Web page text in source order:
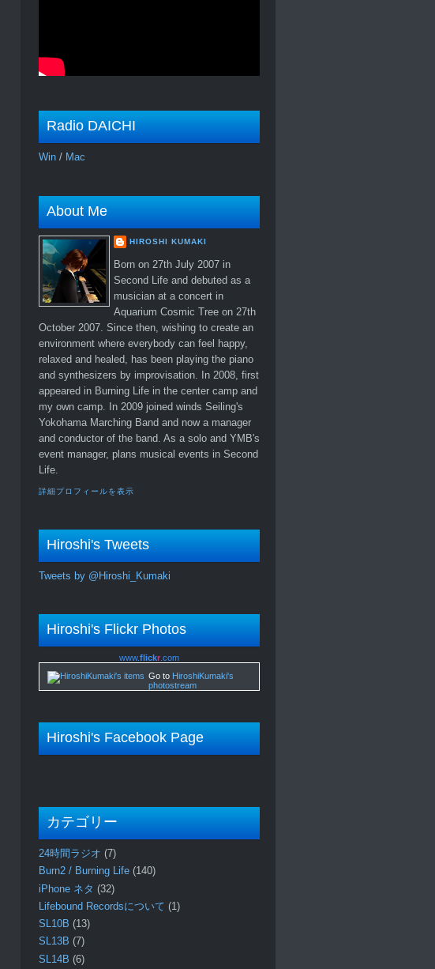
Radio DAICHI
Win / Mac
About Me
HIROSHI KUMAKI
Born on 27th July 2007 in
Second Life and debuted as a
musician at a concert in
Aquarium Cosmic Tree on 27th
October 2007. Since then, wishing to create an
environment where everybody can feel happy,
relaxed and healed, has been playing the piano
and synthesizers by improvisation. In 2008, first
appeared in Burning Life in the center camp and
my own camp. In 2009 joined winds Seiling's
Yokohama Marching Band and now a manager
and conductor of the band. As a solo and YMB's
event manager, plans musical events in Second
Life.
詳細プロフィールを表示
Hiroshi's Tweets
Tweets by @Hiroshi_Kumaki
Hiroshi's Flickr Photos
www.flickr .com
Go to HiroshiKumaki's
photostream
Hiroshi's Facebook Page
カテゴリー
24時間ラジオ (7)
Burn2 / Burning Life (140)
iPhone ネタ (32)
Lifebound Recordsについて (1)
SL10B (13)
SL13B (7)
SL14B (6)